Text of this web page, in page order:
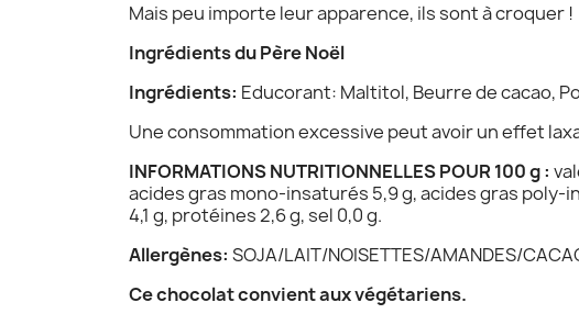
Mais peu importe leur apparence, ils sont à croquer !
Ingrédients du Père Noël
Ingrédients: Educorant: Maltitol, Beurre de cacao,
Une consommation excessive peut avoir un effet
INFORMATIONS NUTRITIONNELLES POUR 100 g :
acides gras mono-insaturés 5,9 g, acides gras poly-
4,1 g, protéines 2,6 g, sel 0,0 g.
Allergènes: SOJA/LAIT/NOISETTES/AMANDES/
Ce chocolat convient aux végétariens.